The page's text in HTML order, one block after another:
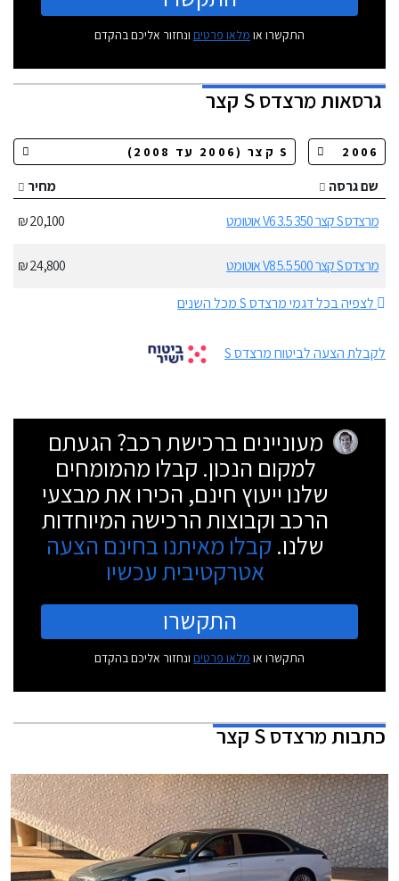
התקשרו או מלאו פרטים ונחזור אליכם בהקדם
גרסאותמרצדס S קצר
שם גרסה
מחיר
מרצדס S קצר 350 3.5 V6 אוטומט
20,100 ₪
מרצדס S קצר 500 5.5 V8 אוטומט
24,800 ₪
לצפיה בכל דגמי מרצדס S מכל השנים
לקבלת הצעה לביטוח מרצדס S
מעוניינים ברכישת רכב? הגעתם
למקום הנכון. קבלו מהמומחים
שלנו ייעוץ חינם, הכירו את מבצעי
הרכב וקבוצות הרכישה המיוחדות
שלנו. קבלו מאיתנו בחינם הצעה
אטרקטיבית עכשיו
התקשרו
התקשרו או מלאו פרטים ונחזור אליכם בהקדם
כתבותמרצדס S קצר